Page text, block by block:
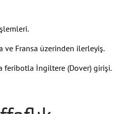
ve Fransa üzerinden ilerleyiş.
feribotla İngiltere (Dover) girişi.